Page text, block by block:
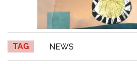
TAG NEWS